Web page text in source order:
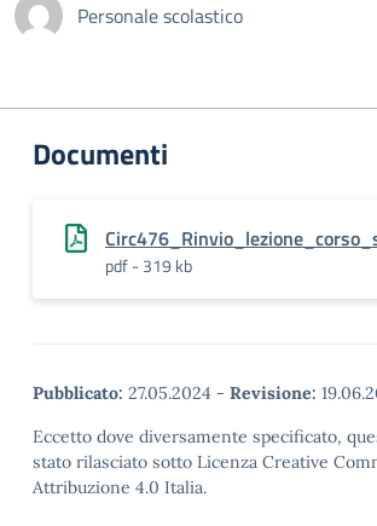
Personale scolastico
Documenti
pdf - 319 kb
Pubblicato: 27.05.2024 - Revisione:
Eccetto dove diversamente specificato,
stato rilasciato sotto Licenza Creative
Attribuzione 4.0 Italia.